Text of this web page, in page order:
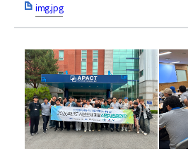
img.jpg